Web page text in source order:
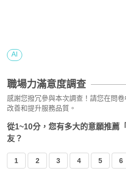
AI
職場力滿意度調查
感謝您撥冗參與本次調查！請您在問
改善和提升服務品質。
從1~10分，您有多大的意願推薦
友？
1 2 3 4 5 6